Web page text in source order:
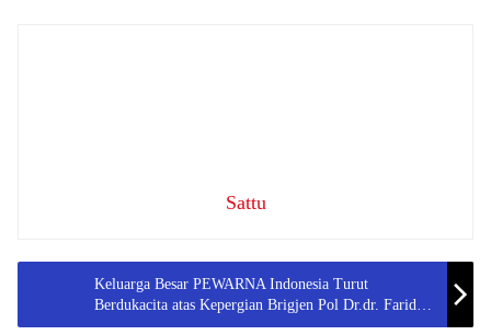
Sattu
Keluarga Besar PEWARNA Indonesia Turut
Berdukacita atas Kepergian Brigjen Pol Dr.dr. Farid
Amansyah, Sp.PD, FINASIM.